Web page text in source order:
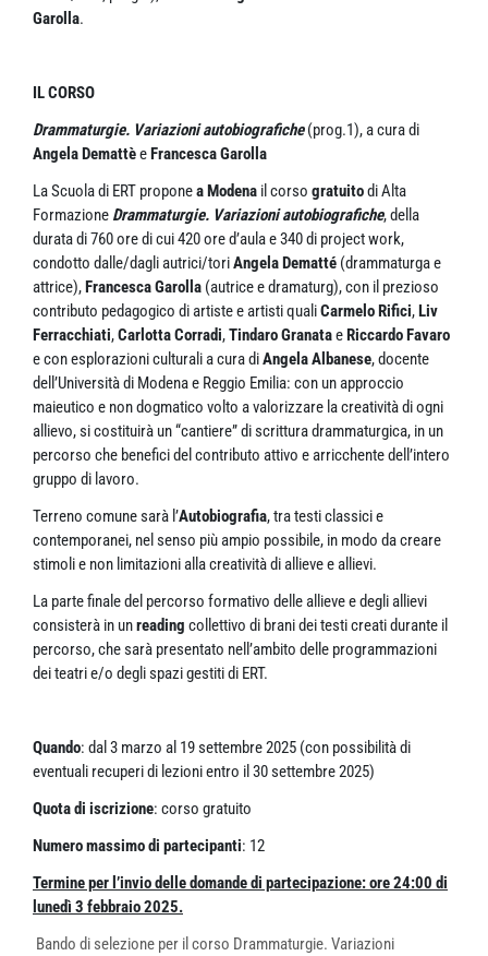
Garolla.
IL CORSO
Drammaturgie. Variazioni autobiografiche(prog.1), a cura di
Angela DemattèeFrancesca Garolla
La Scuola di ERT proponea Modena il corso gratuitodi Alta
Formazione Drammaturgie. Variazioni autobiografiche, della
durata di 760 ore di cui 420 ore d’aula e 340 di project work,
condotto dalle/dagli autrici/toriAngela Dematté (drammaturga e
attrice),Francesca Garolla (autrice e dramaturg), con il prezioso
contributo pedagogico di artiste e artisti qualiCarmelo Rifici,Liv
Ferracchiati,Carlotta Corradi,Tindaro GranataeRiccardo Favaro
e con esplorazioni culturali a cura diAngela Albanese, docente
dell’Università di Modena e Reggio Emilia: con un approccio
maieutico e non dogmatico volto a valorizzare la creatività di ogni
allievo, si costituirà un “cantiere” di scrittura drammaturgica, in un
percorso che benefici del contributo attivo e arricchente dell’intero
gruppo di lavoro.
Terreno comune sarà l’Autobiografia, tra testi classici e
contemporanei, nel senso più ampio possibile, in modo da creare
stimoli e non limitazioni alla creatività di allieve e allievi.
La parte finale del percorso formativo delle allieve e degli allievi
consisterà in unreading collettivo di brani dei testi creati durante il
percorso, che sarà presentato nell’ambito delle programmazioni
dei teatri e/o degli spazi gestiti di ERT.
Quando: dal 3 marzo al 19 settembre 2025 (con possibilità di
eventuali recuperi di lezioni entro il 30 settembre 2025)
Quota di iscrizione: corso gratuito
Numero massimo di partecipanti: 12
Termine per l’invio delle domande di partecipazione: ore 24:00 di
lunedì 3 febbraio 2025.
Bando di selezione per il corso Drammaturgie. Variazioni